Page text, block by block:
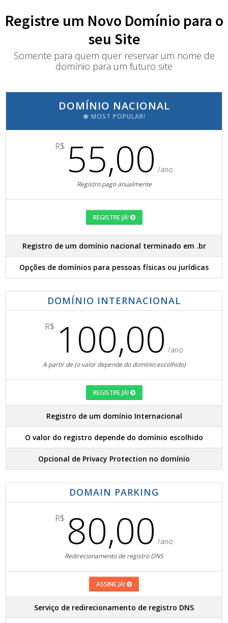
Registre um Novo Domínio para o
seu Site
Somente para quem quer reservar um nome de
domínio para um futuro site
DOMÍNIO NACIONAL
MOST POPULAR!
R$ 55,00 /ano
Registro pago anualmente
REGISTRE JÁ!
Registro de um domínio nacional terminado em .br
Opções de domínios para pessoas físicas ou jurídicas
DOMÍNIO INTERNACIONAL
R$ 100,00 /ano
A partir de (o valor depende do domínio escolhido)
REGISTRE JÁ!
Registro de um domínio Internacional
O valor do registro depende do domínio escolhido
Opcional de Privacy Protection no domínio
DOMAIN PARKING
R$ 80,00 /ano
Redirecionamento de registro DNS
ASSINE JÁ!
Serviço de redirecionamento de registro DNS